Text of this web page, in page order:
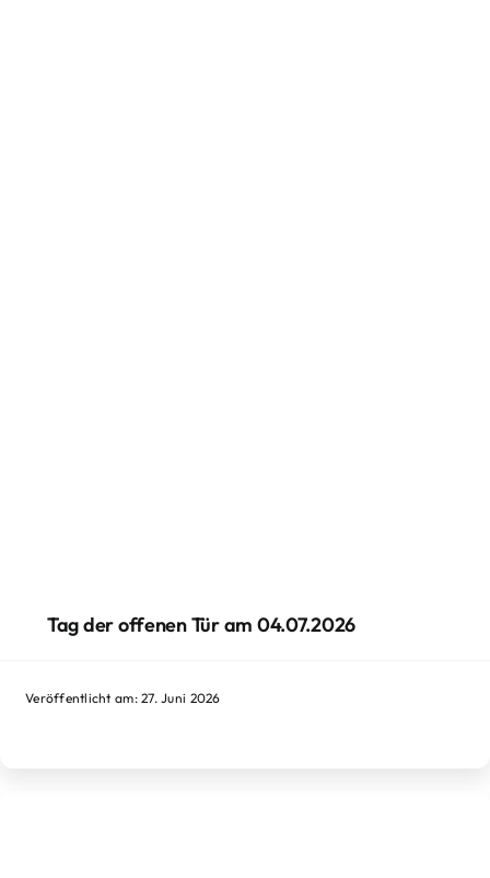
Tag der offenen Tür am 04.07.2026
Veröffentlicht am: 27. Juni 2026